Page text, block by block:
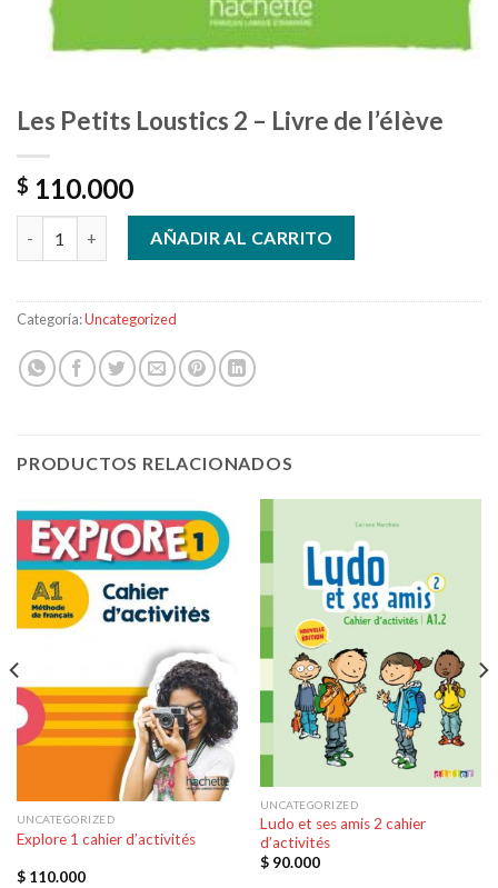
Les Petits Loustics 2 – Livre de l’élève
$ 110.000
Les Petits Loustics 2 - Livre de l'élève cantidad
AÑADIR AL CARRITO
Categoría:Uncategorized
PRODUCTOS RELACIONADOS
UNCATEGORIZED
Explore 1 cahier d’activités
$110.000
UNCATEGORIZED
Ludo et ses amis 2 cahier
d’activités
$90.000